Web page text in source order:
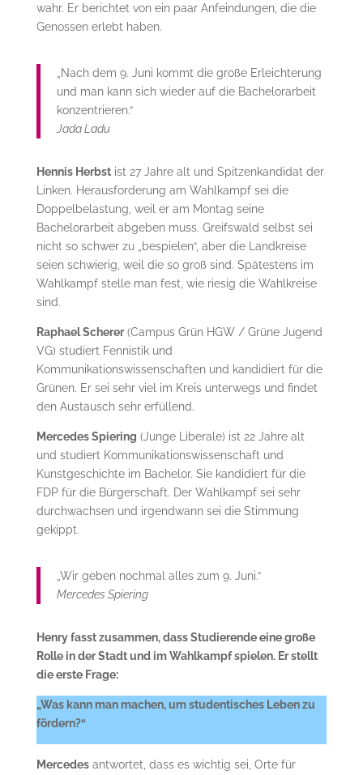
wahr. Er berichtet von ein paar Anfeindungen, die die
Genossen erlebt haben.
„Nach dem 9. Juni kommt die große Erleichterung
und man kann sich wieder auf die Bachelorarbeit
konzentrieren.“
Jada Ladu
Hennis Herbstist 27 Jahre alt und Spitzenkandidat der
Linken. Herausforderung am Wahlkampf sei die
Doppelbelastung, weil er am Montag seine
Bachelorarbeit abgeben muss. Greifswald selbst sei
nicht so schwer zu „bespielen“, aber die Landkreise
seien schwierig, weil die so groß sind. Spätestens im
Wahlkampf stelle man fest, wie riesig die Wahlkreise
sind.
Raphael Scherer(Campus Grün HGW / Grüne Jugend
VG) studiert Fennistik und
Kommunikationswissenschaften und kandidiert für die
Grünen. Er sei sehr viel im Kreis unterwegs und findet
den Austausch sehr erfüllend.
Mercedes Spiering (Junge Liberale) ist 22 Jahre alt
und studiert Kommunikationswissenschaft und
Kunstgeschichte im Bachelor. Sie kandidiert für die
FDP für die Bürgerschaft. Der Wahlkampf sei sehr
durchwachsen und irgendwann sei die Stimmung
gekippt.
„Wir geben nochmal alles zum 9. Juni.“
Mercedes Spiering
Henry fasst zusammen, dass Studierende eine große
Rolle in der Stadt und im Wahlkampf spielen. Er stellt
die erste Frage:
„Was kann man machen, um studentisches Leben zu
fördern?“
Mercedesantwortet, dass es wichtig sei, Orte für